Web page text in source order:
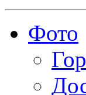
Фото